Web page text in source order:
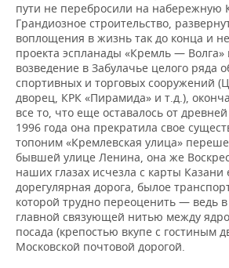
пути не перебросили на набережную
Грандиозное строи­тельство,
воплощения в жизнь так до конца и
проекта эспланады «Кремль —
возведение в Забулачье целого ряда
спор­тивных и торговых сооружений
дворец, КРК «Пирамида» и т.д.),
все то, что еще оставалось от
1996 года она прекратила свое
топоним «Кремлевская улица»
бывшей улице Ленина, она же
наших глазах исчезла с карты
дорегулярная дорога, былое
которой трудно переоценить — ведь
главной связующей нитью между
посада (крепостью вкупе с гостиным
Московской почтовой дорогой.